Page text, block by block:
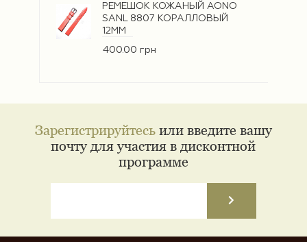
РЕМЕШОК КОЖАНЫЙ AONO
SANL 8807 КОРАЛЛОВЫЙ
12ММ
400.00 грн
Зарегистрируйтесьили введите вашу
почту для участия в дисконтной
программе